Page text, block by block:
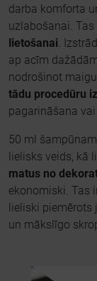
darba komforta
uzlabošanai. Tas
lietošanai.
ap acīm
nodrošinot
tādu procedūru
pagarināšana
50 ml
lielisks veids, kā
matus no
ekonomiski. Tas
lieliski
un mākslīgo